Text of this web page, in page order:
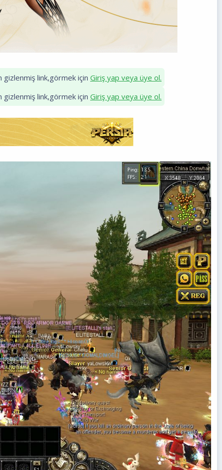
link,görmek için Giriş yap veya üye ol.
link,görmek için Giriş yap veya üye ol.